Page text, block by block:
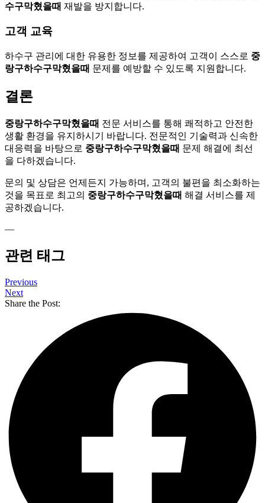
수구막혔을때 재발을 방지합니다.
고객 교육
하수구 관리에 대한 유용한 정보를 제공하여 고객이 스스로 중
랑구하수구막혔을때 문제를 예방할 수 있도록 지원합니다.
결론
중랑구하수구막혔을때 전문 서비스를 통해 쾌적하고 안전한
생활 환경을 유지하시기 바랍니다. 전문적인 기술력과 신속한
대응력을 바탕으로 중랑구하수구막혔을때 문제 해결에 최선
을 다하겠습니다.
문의 및 상담은 언제든지 가능하며, 고객의 불편을 최소화하는
것을 목표로 최고의 중랑구하수구막혔을때 해결 서비스를 제
공하겠습니다.
—
관련 태그
Previous
Next
Share the Post: